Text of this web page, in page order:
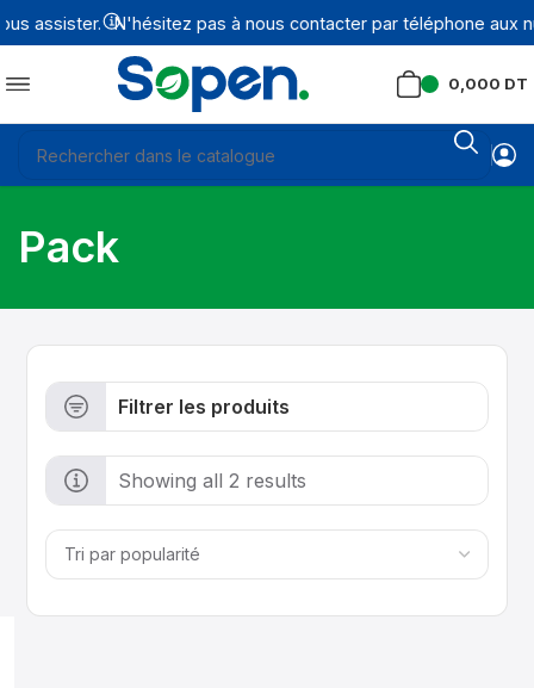
assister. N'hésitez pas à nous contacter par téléphone aux
0,000 DT
Pack
Showing all 2 results
Filtrer les produits